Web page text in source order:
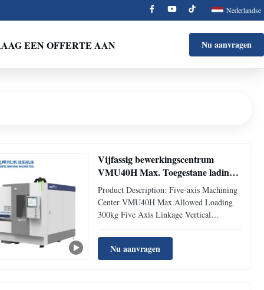
Nederlandse
EEN OFFERTE AAN Nu aanvragen
Vijfassig bewerkingscentrum
VMU40H Max. Toegestane lading
300kg 5assige koppeling Verticaal
bewerkingscentrum
Product Description: Five-axis Machining
Center VMU40H Max.Allowed Loading
300kg Five Axis Linkage Vertical
efficient vertical five-axis machining center
developed for industries such as 3C,
medical care, and molds. This series of
Nu aanvragen